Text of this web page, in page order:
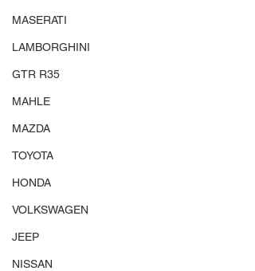
MASERATI
LAMBORGHINI
GTR R35
MAHLE
MAZDA
TOYOTA
HONDA
VOLKSWAGEN
JEEP
NISSAN